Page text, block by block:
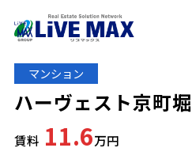
マンション
ハーヴェスト京町堀
賃料 11.6万円